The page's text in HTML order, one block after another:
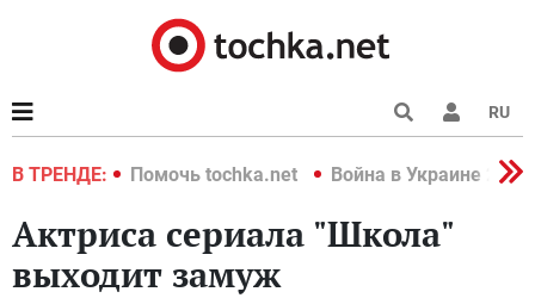
RU
В ТРЕНДЕ:
2022 Помочь tochka.net Война в Украине 2022
Актриса сериала "Школа"
выходит замуж